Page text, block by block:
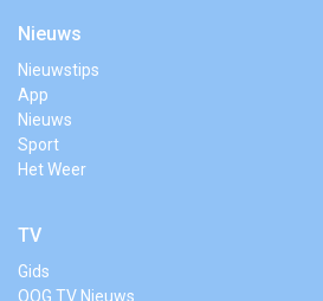
Nieuws
Nieuwstips
App
Nieuws
Sport
Het Weer
TV
Gids
OOG TV Nieuws